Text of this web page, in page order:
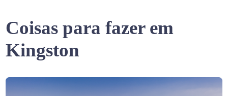
Coisas para fazer em
Kingston